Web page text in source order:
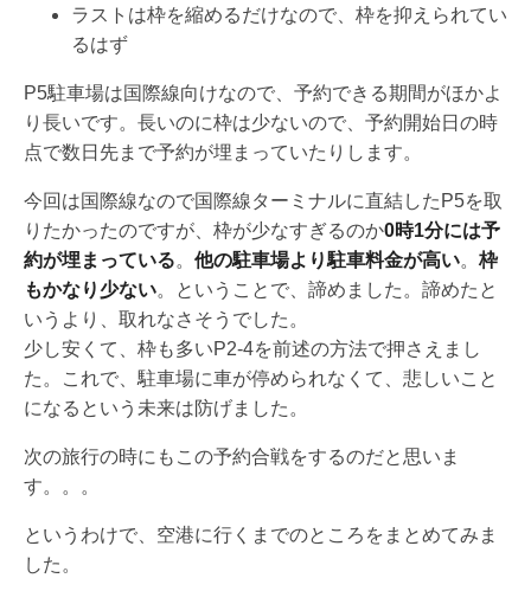
ラストは枠を縮めるだけなので、枠を抑えられてい
るはず
P5駐車場は国際線向けなので、予約できる期間がほかよ
り長いです。長いのに枠は少ないので、予約開始日の時
点で数日先まで予約が埋まっていたりします。
今回は国際線なので国際線ターミナルに直結したP5を取
りたかったのですが、枠が少なすぎるのか0時1分には予
約が埋まっている。 他の駐車場より駐車料金が高い。 枠
もかなり少ない。ということで、諦めました。諦めたと
いうより、取れなさそうでした。
少し安くて、枠も多いP2-4を前述の方法で押さえまし
た。これで、駐車場に車が停められなくて、悲しいこと
になるという未来は防げました。
次の旅行の時にもこの予約合戦をするのだと思いま
す。。。
というわけで、空港に行くまでのところをまとめてみま
した。